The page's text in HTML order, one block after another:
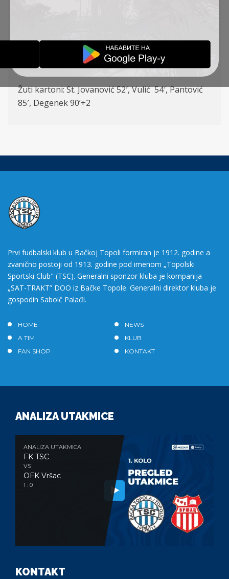
Jovanović 61′) – Mboungou, Lazetić (Pantović 61′),
Strelac: St. Jovanović 42′
Žuti kartoni: St. Jovanović 52′, Vulić 54′, Pantović
85′, Degenek 90’+2
Prvi fudbalski klub u Bačkoj Topoli formiran je 1912. godine a
zvanično postoji od 1913. godine pod imenom „Topolski
Sportski Club" (TSC). Generalni sponzor kluba je kompanija
„SAT-TRAKT” DOO iz Bačke Topole. Generalni direktor kluba je
gospodin Sabolč Palađi.
HOME
NEWS
A TIM
KLUB
FAN SHOP
KONTAKT
ANALIZA UTAKMICE
ANALIZA UTAKMICA
FK TSC
VS
OFK Vršac
1 : 0
KONTAKT